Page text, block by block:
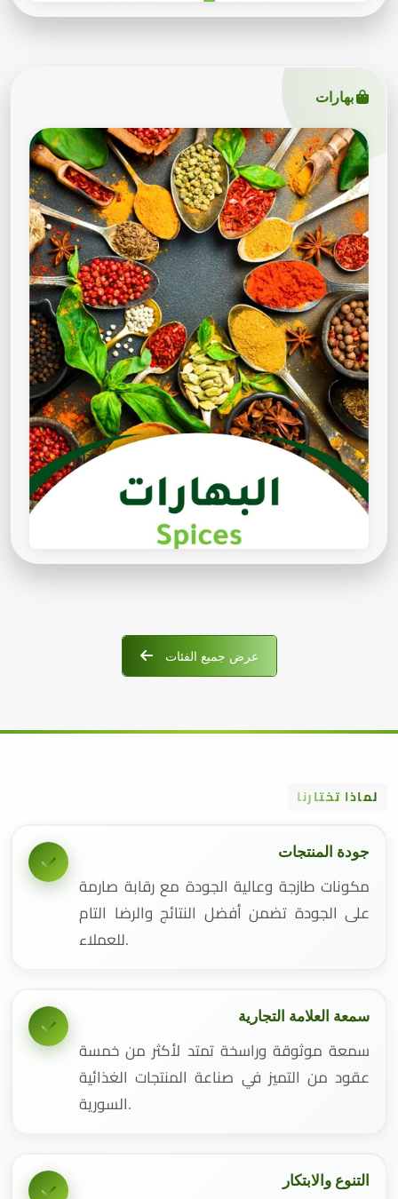
بهارات
عرض جميع الفئات
لماذا تختارنا
جودة المنتجات
مكونات طازجة وعالية الجودة مع رقابة صارمة
على الجودة تضمن أفضل النتائج والرضا التام
للعملاء.
سمعة العلامة التجارية
سمعة موثوقة وراسخة تمتد لأكثر من خمسة
عقود من التميز في صناعة المنتجات الغذائية
السورية.
التنوع والابتكار